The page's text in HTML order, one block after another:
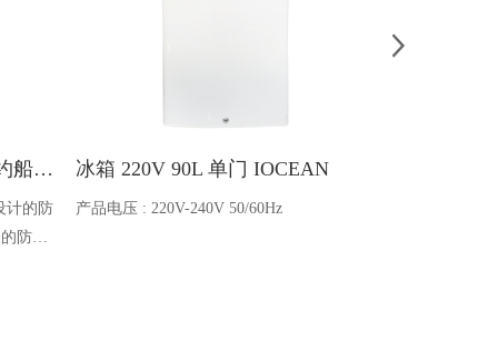
Ocean one对讲机 SOLAS公约船舶消防A600V ATEX防爆对讲机
计的防
防爆
冰箱 220V 90L 单门 IOCEAN
产品电压 : 220V-240V 50/60Hz